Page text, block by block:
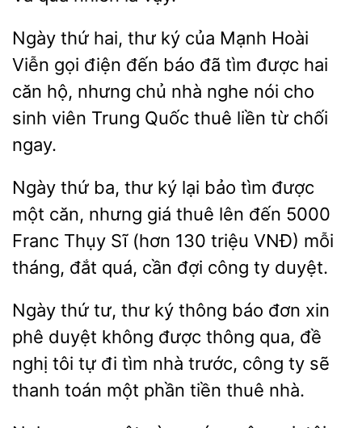
Ngày thứ hai, thư ký
Hoài
Viễn gọi điện đến báo đã tìm được
căn hộ, nhưng chủ nhà nghe nói cho
sinh viên Trung Quốc thuê liền từ chối
ngay.
Ngày thứ ba, thư ký
bảo tìm được
một căn, nhưng giá thuê lên đến 5000
Franc Thụy Sĩ (hơn 130 triệu VNĐ) mỗi
tháng, đắt quá, cần
công duyệt.
Ngày
tư, thư ký thông báo đơn xin
phê duyệt không được thông qua, đề
nghị tôi tự đi tìm nhà trước, công ty sẽ
thanh toán
phần thuê nhà.